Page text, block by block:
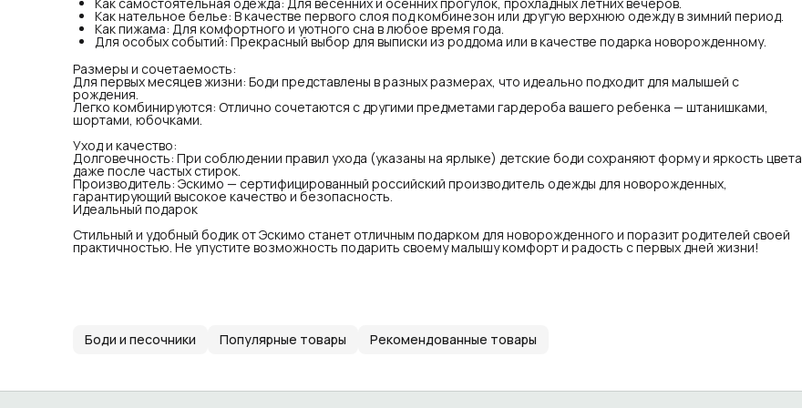
Идеальный подарок
Стильный и удобный бодик от Эскимо станет отличным
подарком для новорожденного и поразит родителей своей
практичностью. Не упустите возможность подарить своему
Как нательное белье: В качестве первого слоя под комбинезон или другую верхнюю одежду в зимний период.
Как пижама: Для комфортного и уютного сна в любое время года.
Для особых событий: Прекрасный выбор для выписки из роддома или в качестве подарка новорожденному.
Размеры и сочетаемость:
Для первых месяцев жизни: Боди представлены в разных размерах, что идеально подходит для малышей с
рождения.
Легко комбинируются: Отлично сочетаются с другими предметами гардероба вашего ребенка — штанишками,
шортами, юбочками.
Уход и качество:
Долговечность: При соблюдении правил ухода (указаны на ярлыке) детские боди сохраняют форму и яркость цвета
даже после частых стирок.
Производитель: Эскимо — сертифицированный российский производитель одежды для новорожденных,
гарантирующий высокое качество и безопасность.
Идеальный подарок
Стильный и удобный бодик от Эскимо станет отличным подарком для новорожденного и поразит родителей своей
практичностью. Не упустите возможность подарить своему малышу комфорт и радость с первых дней жизни!
Боди и песочники Популярные товары Рекомендованные товары